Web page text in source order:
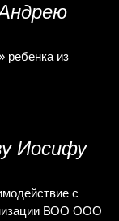
ребенка из
Иосифу
с
ВОО ООО